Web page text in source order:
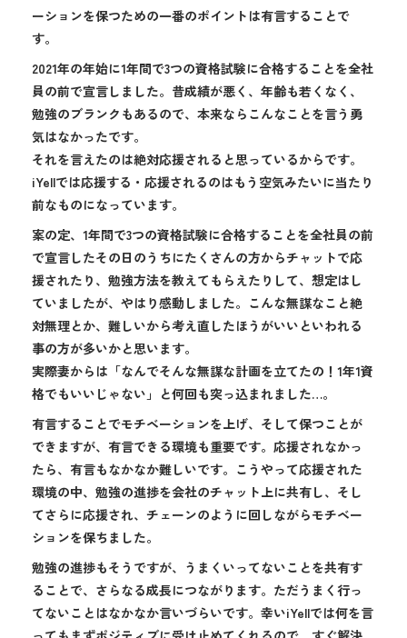
ーションを保つための一番のポイントは有言することで
す。
2021年の年始に1年間で3つの資格試験に合格することを全社
員の前で宣言しました。昔成績が悪く、年齢も若くなく、
勉強のブランクもあるので、本来ならこんなことを言う勇
気はなかったです。
それを言えたのは絶対応援されると思っているからです。
iYellでは応援する・応援されるのはもう空気みたいに当たり
前なものになっています。
案の定、1年間で3つの資格試験に合格することを全社員の前
で宣言したその日のうちにたくさんの方からチャットで応
援されたり、勉強方法を教えてもらえたりして、想定はし
ていましたが、やはり感動しました。こんな無謀なこと絶
対無理とか、難しいから考え直したほうがいいといわれる
事の方が多いかと思います。
実際妻からは「なんでそんな無謀な計画を立てたの！1年1資
格でもいいじゃない」と何回も突っ込まれました…。
有言することでモチベーションを上げ、そして保つことが
できますが、有言できる環境も重要です。応援されなかっ
たら、有言もなかなか難しいです。こうやって応援された
環境の中、勉強の進捗を会社のチャット上に共有し、そし
てさらに応援され、チェーンのように回しながらモチベー
ションを保ちました。
勉強の進捗もそうですが、うまくいってないことを共有す
ることで、さらなる成長につながります。ただうまく行っ
てないことはなかなか言いづらいです。幸いiYellでは何を言